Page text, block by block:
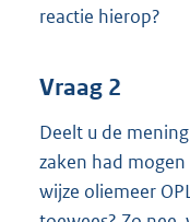
reactie hierop?
Vraag 2
Deelt u de
zaken had
wijze oliemeer